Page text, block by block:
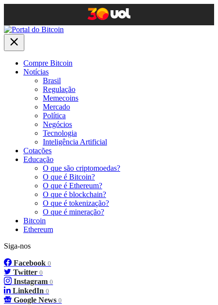
Compre Bitcoin
Notícias
Brasil
Regulação
Memecoins
Mercado
Política
Negócios
Tecnologia
Inteligência Artificial
Cotações
Educação
O que são criptomoedas?
O que é Bitcoin?
O que é Ethereum?
O que é blockchain?
O que é tokenização?
O que é mineração?
Bitcoin
Ethereum
Siga-nos
Facebook 0
Twitter 0
Instagram 0
LinkedIn 0
Google News 0